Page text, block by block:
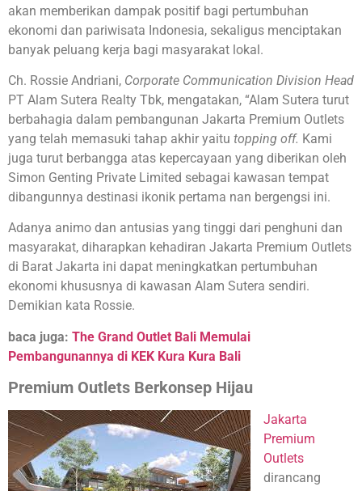
akan memberikan dampak positif bagi pertumbuhan
ekonomi dan pariwisata Indonesia, sekaligus menciptakan
banyak peluang kerja bagi masyarakat lokal.
Ch. Rossie Andriani, Corporate Communication Division Head
PT Alam Sutera Realty Tbk, mengatakan, “Alam Sutera turut
berbahagia dalam pembangunan Jakarta Premium Outlets
yang telah memasuki tahap akhir yaitu topping off. Kami
juga turut berbangga atas kepercayaan yang diberikan oleh
Simon Genting Private Limited sebagai kawasan tempat
dibangunnya destinasi ikonik pertama nan bergengsi ini.
Adanya animo dan antusias yang tinggi dari penghuni dan
masyarakat, diharapkan kehadiran Jakarta Premium Outlets
di Barat Jakarta ini dapat meningkatkan pertumbuhan
ekonomi khususnya di kawasan Alam Sutera sendiri.
Demikian kata Rossie.
baca juga: The Grand Outlet Bali Memulai
Pembangunannya di KEK Kura Kura Bali
Premium Outlets Berkonsep Hijau
Jakarta
Premium
Outlets
dirancang